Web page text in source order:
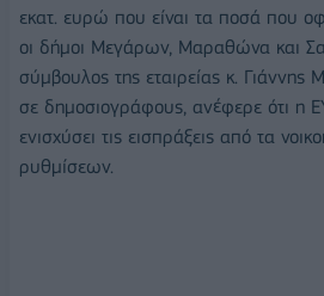
εκατ. ευρώ που είναι τα ποσά που
οι δήμοι Μεγάρων, Μαραθώνα και
σύμβουλος της εταιρείας κ. Γιάννης
σε δημοσιογράφους, ανέφερε ότι η
ενισχύσει τις εισπράξεις από τα
ρυθμίσεων.